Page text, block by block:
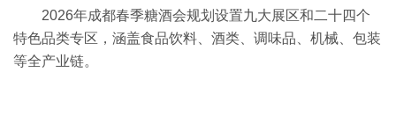
2026年成都春季糖酒会规划设置九大展区和二十四个
特色品类专区，涵盖食品饮料、酒类、调味品、机械、包装
等全产业链。